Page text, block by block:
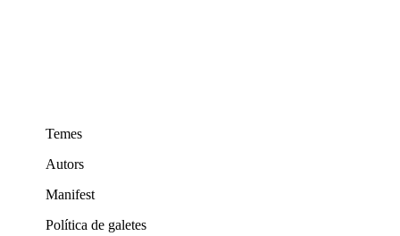
Temes
Autors
Manifest
Política de galetes